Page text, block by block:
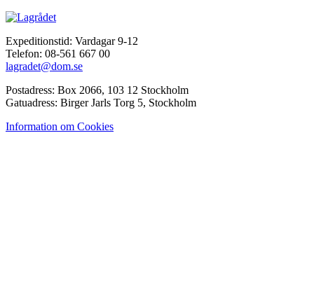
Expeditionstid: Vardagar 9-12
Telefon: 08-561 667 00
lagradet@dom.se
Postadress: Box 2066, 103 12 Stockholm
Gatuadress: Birger Jarls Torg 5, Stockholm
Information om Cookies